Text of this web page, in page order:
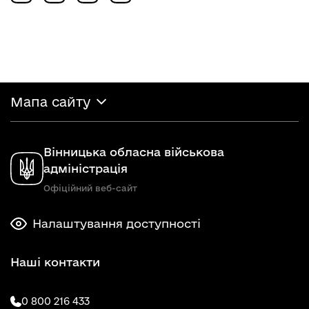
Мапа сайту
Вінницька обласна військова
адміністрація
Офіційний веб-сайт
Налаштування доступності
Наші контакти
0 800 216 433